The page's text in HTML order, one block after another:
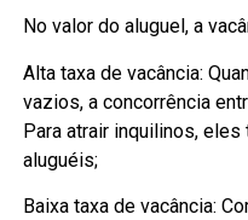
No valor do aluguel, a
Alta taxa de vacância:
vazios, a concorrência
Para atrair inquilinos,
aluguéis;
Baixa taxa de vacância: